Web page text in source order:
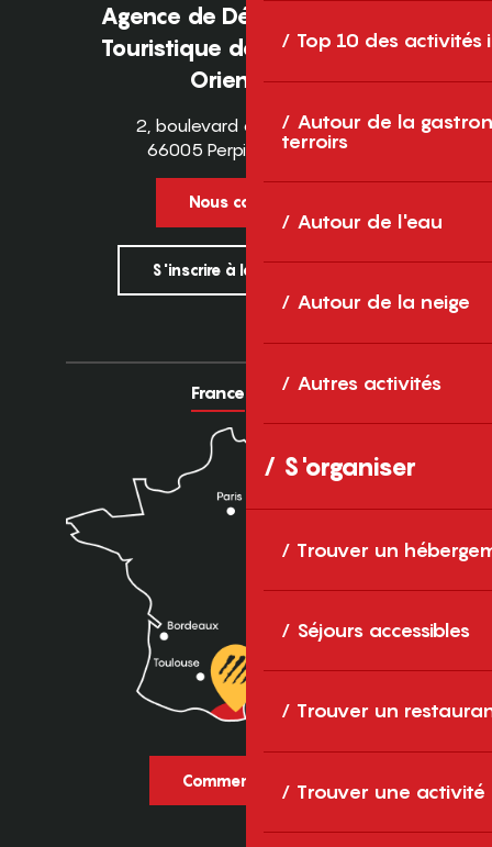
Top 10 des activités
Autour de la
terroirs
Autour de l'eau
Autour de la neige
Autres activités
S'organiser
Trouver un
Séjours accessibles
Trouver un
Trouver une activité
Agence de Développement
Touristique des Pyrénées-
Orientales
2, boulevard des Pyrénées
66005 Perpignan Cedex
Nous contacter
S'inscrire à la newsletter
France Europe
Comment venir ?